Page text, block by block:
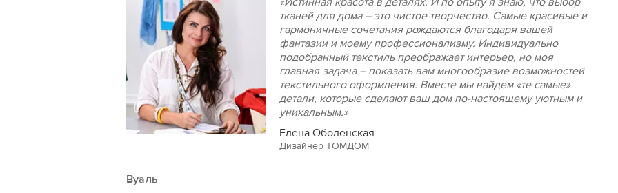
тканей для дома – это чистое творчество. Самые красивые и
гармоничные сочетания рождаются благодаря вашей
фантазии и моему профессионализму. Индивидуально
подобранный текстиль преображает интерьер, но моя
главная задача – показать вам многообразие возможностей
текстильного оформления. Вместе мы найдем «те самые»
детали, которые сделают ваш дом по-настоящему уютным и
уникальным.»
Елена Оболенская
Дизайнер ТОМДОМ
Вуаль